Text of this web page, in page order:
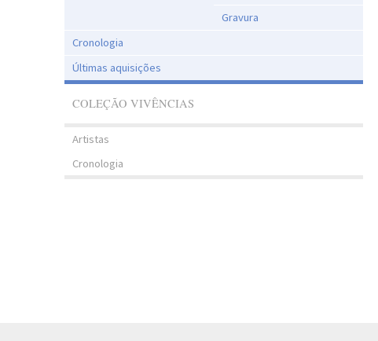
Gravura
Cronologia
Últimas aquisições
COLEÇÃO VIVÊNCIAS
Artistas
Cronologia